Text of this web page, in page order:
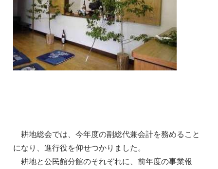
耕地総会では、今年度の副総代兼会計を務めること
になり、進行役を仰せつかりました。
耕地と公民館分館のそれぞれに、前年度の事業報